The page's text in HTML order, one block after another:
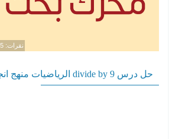
نقرات: 616725 / مشاهدات: 344176301
حل درس divide by 9 الرياضيات منهج انجليزي الصف الثالث